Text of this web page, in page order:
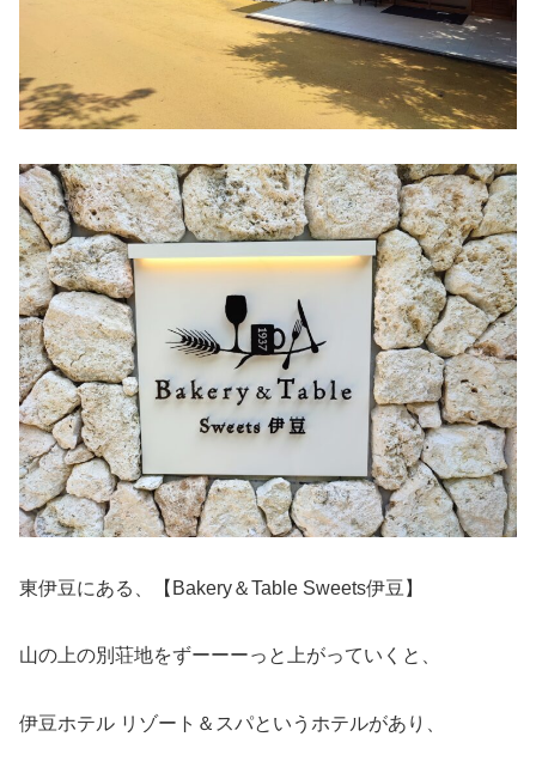
東伊豆にある、【Bakery＆Table Sweets伊豆】
山の上の別荘地をずーーーっと上がっていくと、
伊豆ホテル リゾート＆スパというホテルがあり、